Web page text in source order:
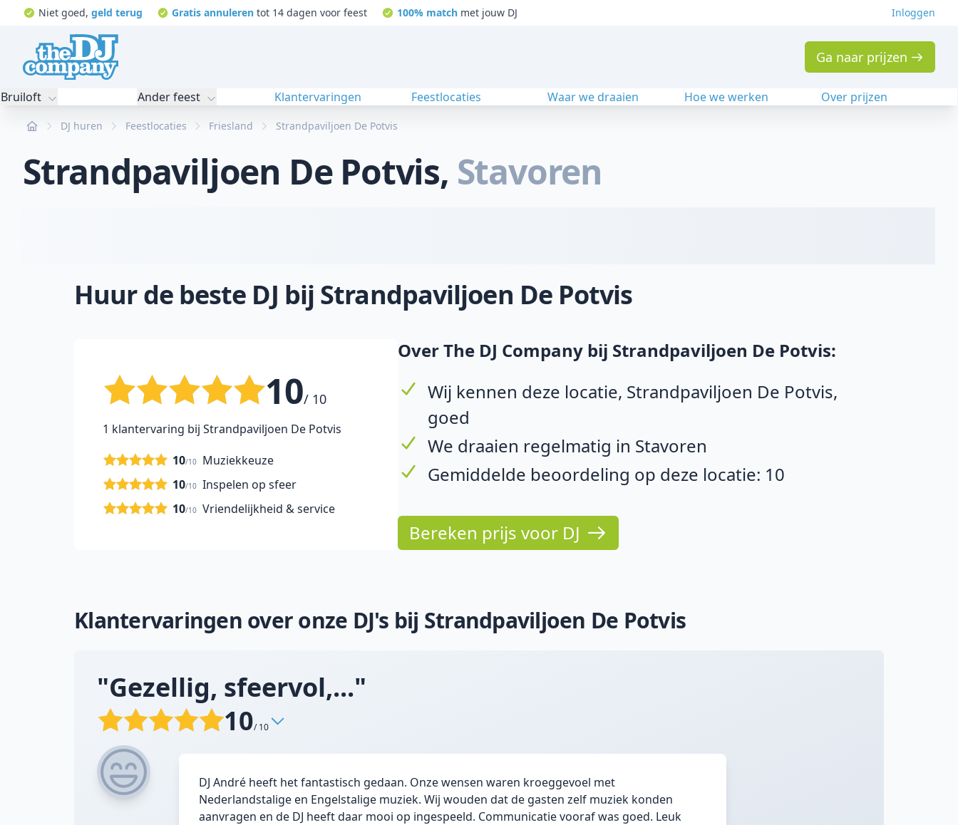
Niet goed, geld terug Gratis annuleren tot 14 dagen voor feest 100% matchmet jouw DJ Inloggen
Ga naar prijzen
Bruiloft Ander feest Klantervaringen Feestlocaties Waar we draaien Hoe we werken Over prijzen
Home DJ huren Feestlocaties Friesland Strandpaviljoen De Potvis
Strandpaviljoen De Potvis, Stavoren
Huur de beste DJ bij Strandpaviljoen De Potvis
10/ 10
1 klantervaring bij Strandpaviljoen De Potvis
Muziekkeuze
10/10
Inspelen op sfeer
10/10
Vriendelijkheid & service
10/10
Over The DJ Company bij Strandpaviljoen De Potvis:
Wij kennen deze locatie, Strandpaviljoen De Potvis,
goed
We draaien regelmatig in Stavoren
Gemiddelde beoordeling op deze locatie: 10
Bereken prijs voor DJ
Klantervaringen over onze DJ's bij Strandpaviljoen De Potvis
"Gezellig, sfeervol,..."
10/ 10
DJ André heeft het fantastisch gedaan. Onze wensen waren kroeggevoel met
Nederlandstalige en Engelstalige muziek. Wij wouden dat de gasten zelf muziek konden
aanvragen en de DJ heeft daar mooi op ingespeeld. Communicatie vooraf was goed. Leuk